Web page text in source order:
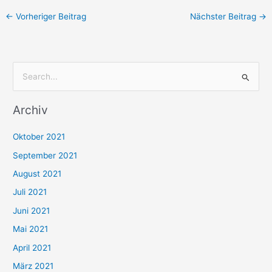
← Vorheriger Beitrag Nächster Beitrag →
c
n
n
a
c
h
:
Archiv
Oktober 2021
September 2021
August 2021
Juli 2021
Juni 2021
Mai 2021
April 2021
März 2021